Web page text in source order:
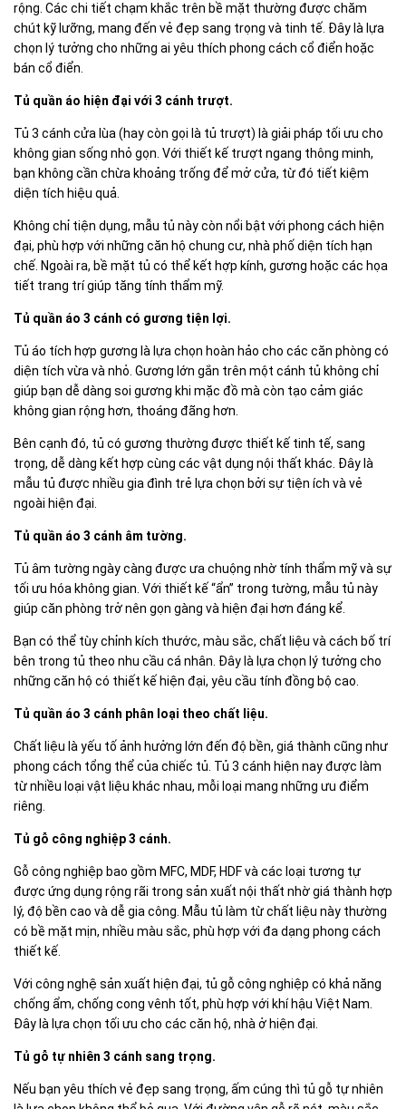
rộng. Các chi tiết chạm khắc trên bề mặt thường được chăm
chút kỹ lưỡng, mang đến vẻ đẹp sang trọng và tinh tế. Đây là lựa
chọn lý tưởng cho những ai yêu thích phong cách cổ điển hoặc
bán cổ điển.
Tủ quần áo hiện đại với 3 cánh trượt.
Tủ 3 cánh cửa lùa (hay còn gọi là tủ trượt) là giải pháp tối ưu cho
không gian sống nhỏ gọn. Với thiết kế trượt ngang thông minh,
bạn không cần chừa khoảng trống để mở cửa, từ đó tiết kiệm
diện tích hiệu quả.
Không chỉ tiện dụng, mẫu tủ này còn nổi bật với phong cách hiện
đại, phù hợp với những căn hộ chung cư, nhà phố diện tích hạn
chế. Ngoài ra, bề mặt tủ có thể kết hợp kính, gương hoặc các họa
tiết trang trí giúp tăng tính thẩm mỹ.
Tủ quần áo 3 cánh có gương tiện lợi.
Tủ áo tích hợp gương là lựa chọn hoàn hảo cho các căn phòng có
diện tích vừa và nhỏ. Gương lớn gắn trên một cánh tủ không chỉ
giúp bạn dễ dàng soi gương khi mặc đồ mà còn tạo cảm giác
không gian rộng hơn, thoáng đãng hơn.
Bên cạnh đó, tủ có gương thường được thiết kế tinh tế, sang
trọng, dễ dàng kết hợp cùng các vật dụng nội thất khác. Đây là
mẫu tủ được nhiều gia đình trẻ lựa chọn bởi sự tiện ích và vẻ
ngoài hiện đại.
Tủ quần áo 3 cánh âm tường.
Tủ âm tường ngày càng được ưa chuộng nhờ tính thẩm mỹ và sự
tối ưu hóa không gian. Với thiết kế “ẩn” trong tường, mẫu tủ này
giúp căn phòng trở nên gọn gàng và hiện đại hơn đáng kể.
Bạn có thể tùy chỉnh kích thước, màu sắc, chất liệu và cách bố trí
bên trong tủ theo nhu cầu cá nhân. Đây là lựa chọn lý tưởng cho
những căn hộ có thiết kế hiện đại, yêu cầu tính đồng bộ cao.
Tủ quần áo 3 cánh phân loại theo chất liệu.
Chất liệu là yếu tố ảnh hưởng lớn đến độ bền, giá thành cũng như
phong cách tổng thể của chiếc tủ. Tủ 3 cánh hiện nay được làm
từ nhiều loại vật liệu khác nhau, mỗi loại mang những ưu điểm
riêng.
Tủ gỗ công nghiệp 3 cánh.
Gỗ công nghiệp bao gồm MFC, MDF, HDF và các loại tương tự
được ứng dụng rộng rãi trong sản xuất nội thất nhờ giá thành hợp
lý, độ bền cao và dễ gia công. Mẫu tủ làm từ chất liệu này thường
có bề mặt mịn, nhiều màu sắc, phù hợp với đa dạng phong cách
thiết kế.
Với công nghệ sản xuất hiện đại, tủ gỗ công nghiệp có khả năng
chống ẩm, chống cong vênh tốt, phù hợp với khí hậu Việt Nam.
Đây là lựa chọn tối ưu cho các căn hộ, nhà ở hiện đại.
Tủ gỗ tự nhiên 3 cánh sang trọng.
Nếu bạn yêu thích vẻ đẹp sang trọng, ấm cúng thì tủ gỗ tự nhiên